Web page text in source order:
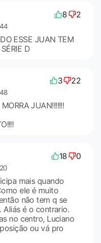
8 2
ESSE JUAN TEM
D
3 22
JUAN!!!!!!!
18 0
mais quando
ele é muito
não tem q se
Aliás é o contrario.
no centro, Luciano
ou vá pro